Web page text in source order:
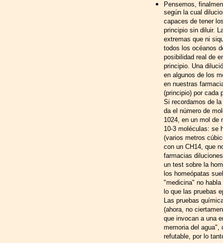
Pensemos,
según la cual
capaces de tener
principio sin diluir.
extremas que ni
todos los océanos
posibilidad real de
principio. Una
en algunos de los
en nuestras
(principio) por cada
Si recordamos de
da el número de
1024, en un mol de
10-3 moléculas: se
(varios metros
con un CH14, que
farmacias
un test sobre la
los homeópatas
"medicina" no
lo que las pruebas
Las pruebas
(ahora, no
que invocan a una
memoria del agua",
refutable, por lo